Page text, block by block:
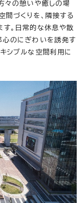
々の憩いや癒しの場
間づくりを、隣接する
。日常的な休息や散
心のにぎわいを誘発す
シブルな空間利用に